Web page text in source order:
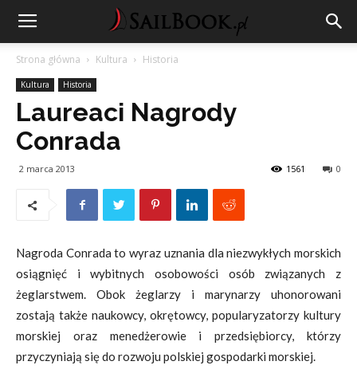
Strona główna Kultura Historia
Kultura Historia
Laureaci Nagrody
Conrada
2 marca 2013 0
1561
Nagroda Conrada to wyraz uznania dla niezwykłych morskich
osiągnięć i wybitnych osobowości osób związanych z
żeglarstwem. Obok żeglarzy i marynarzy uhonorowani
zostają także naukowcy, okrętowcy, popularyzatorzy kultury
morskiej oraz menedżerowie i przedsiębiorcy, którzy
przyczyniają się do rozwoju polskiej gospodarki morskiej.